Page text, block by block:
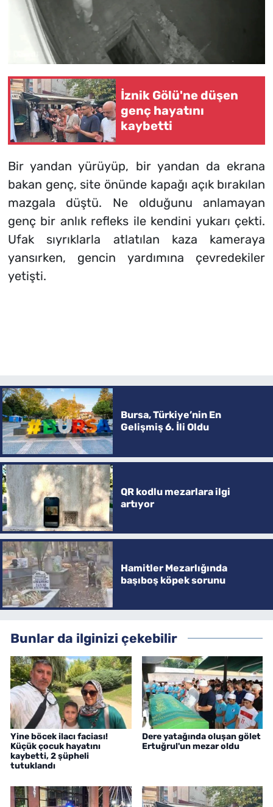
İznik Gölü'ne düşen
genç hayatını
kaybetti
Bir yandan yürüyüp, bir yandan da ekrana
bakan genç, site önünde kapağı açık bırakılan
mazgala düştü. Ne olduğunu anlamayan
genç bir anlık refleks ile kendini yukarı çekti.
Ufak sıyrıklarla atlatılan kaza kameraya
yansırken, gencin yardımına çevredekiler
yetişti.
Bursa, Türkiye’nin En
Gelişmiş 6. İli Oldu
QR kodlu mezarlara ilgi
artıyor
Hamitler Mezarlığında
başıboş köpek sorunu
Bunlar da ilginizi çekebilir
Yine böcek ilacı faciası!
Küçük çocuk hayatını
kaybetti, 2 şüpheli
tutuklandı
Dere yatağında oluşan gölet
Ertuğrul'un mezar oldu